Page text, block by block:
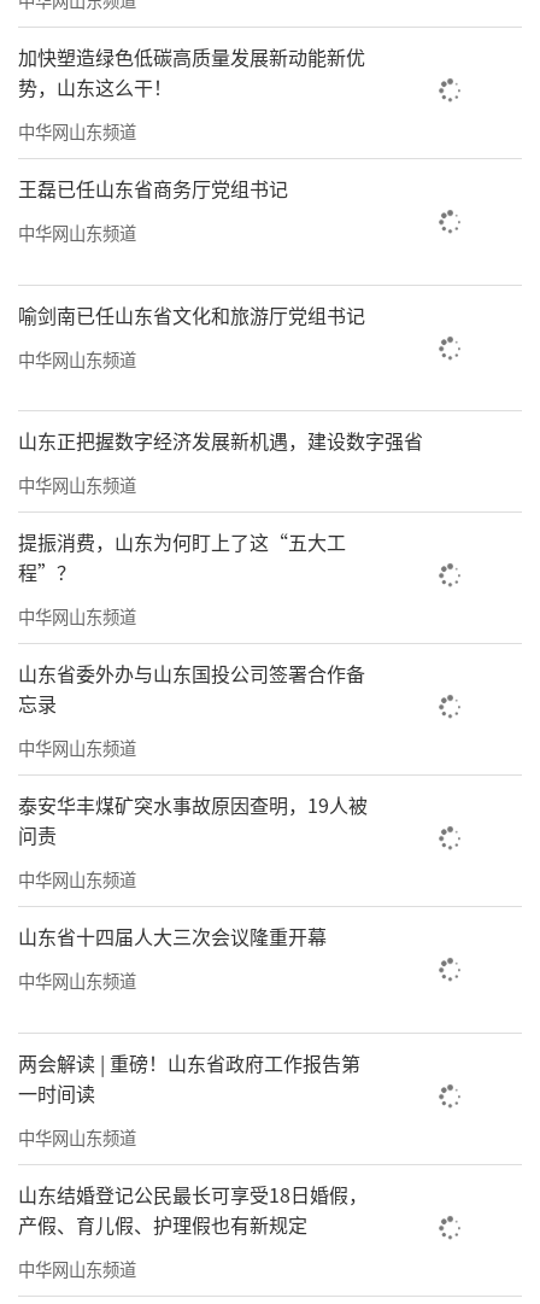
2020年12月27日海尔产城创·云世界营销
中心
家不是钢筋水泥搭起的房子
而是充满温情的港湾
温暖而贴心的物业服务
海尔产城创·云世界，携手海尚海服务集
团
打造更懂你的“智慧家”
海尚海服务拥有物业服务企业一级资质证
书
将品牌基因“真诚”与“科技”嫁接
升级“以人为本”用户观
以科技赋能服务体验
加快塑造绿色低碳高质量发展新动能新优
势，山东这么干！
中华网山东频道
王磊已任山东省商务厅党组书记
中华网山东频道
喻剑南已任山东省文化和旅游厅党组书记
中华网山东频道
山东正把握数字经济发展新机遇，建设数字强省
中华网山东频道
提振消费，山东为何盯上了这“五大工
程”？
中华网山东频道
山东省委外办与山东国投公司签署合作备
忘录
中华网山东频道
泰安华丰煤矿突水事故原因查明，19人被
问责
中华网山东频道
山东省十四届人大三次会议隆重开幕
中华网山东频道
两会解读 | 重磅！山东省政府工作报告第
一时间读
中华网山东频道
山东结婚登记公民最长可享受18日婚假，
产假、育儿假、护理假也有新规定
中华网山东频道